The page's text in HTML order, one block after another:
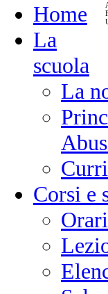
Home
La
scuola
La
Corsi e